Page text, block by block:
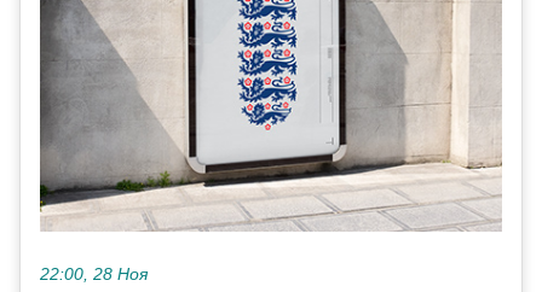
22:00, 28 Ноя